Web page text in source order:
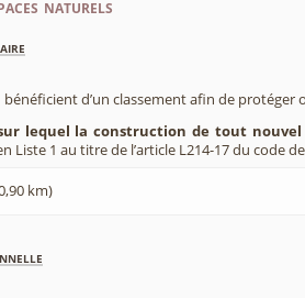
naturels
bénéficient d’un classement afin de
lequel la construction de tout
Liste 1 au titre de l’article L214-17 du code
km)